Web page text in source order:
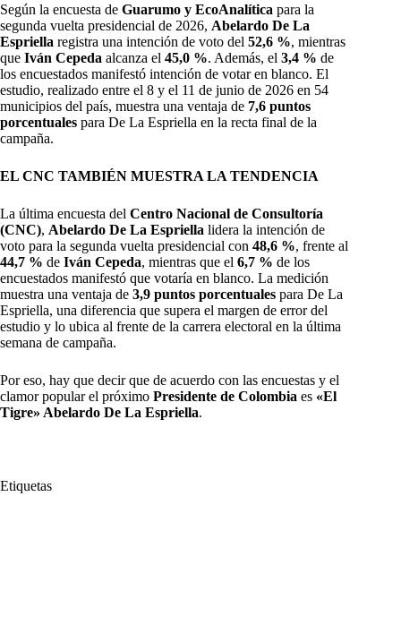
Según la encuesta de Guarumo y EcoAnalítica para la
segunda vuelta presidencial de 2026, Abelardo De La
Espriella registra una intención de voto del 52,6 %, mientras
que Iván Cepeda alcanza el 45,0 %. Además, el 3,4 % de
los encuestados manifestó intención de votar en blanco. El
estudio, realizado entre el 8 y el 11 de junio de 2026 en 54
municipios del país, muestra una ventaja de 7,6 puntos
porcentuales para De La Espriella en la recta final de la
campaña.
EL CNC TAMBIÉN MUESTRA LA TENDENCIA
La última encuesta del Centro Nacional de Consultoría
(CNC), Abelardo De La Espriella lidera la intención de
voto para la segunda vuelta presidencial con 48,6 %, frente al
44,7 % de Iván Cepeda, mientras que el 6,7 % de los
encuestados manifestó que votaría en blanco. La medición
muestra una ventaja de 3,9 puntos porcentuales para De La
Espriella, una diferencia que supera el margen de error del
estudio y lo ubica al frente de la carrera electoral en la última
semana de campaña.
Por eso, hay que decir que de acuerdo con las encuestas y el
clamor popular el próximo Presidente de Colombia es «El
Tigre» Abelardo De La Espriella.
Etiquetas